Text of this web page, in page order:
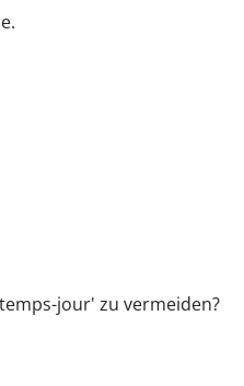
jour' zu vermeiden?